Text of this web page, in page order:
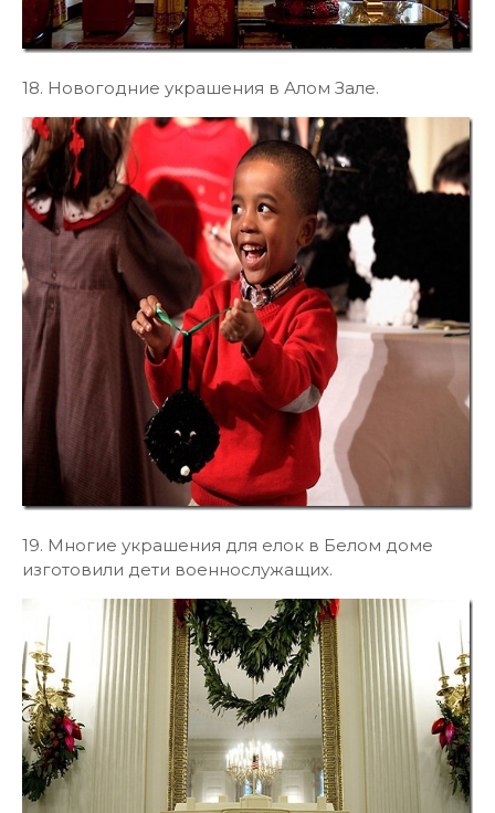
18. Новогодние украшения в Алом Зале.
19. Многие украшения для елок в Белом доме
изготовили дети военнослужащих.